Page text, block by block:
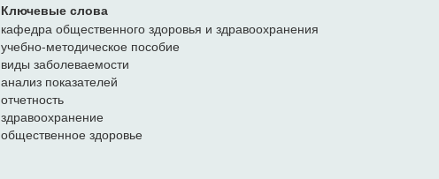
Ключевые слова
кафедра общественного здоровья и здравоохранения
учебно-методическое пособие
виды заболеваемости
анализ показателей
отчетность
здравоохранение
общественное здоровье